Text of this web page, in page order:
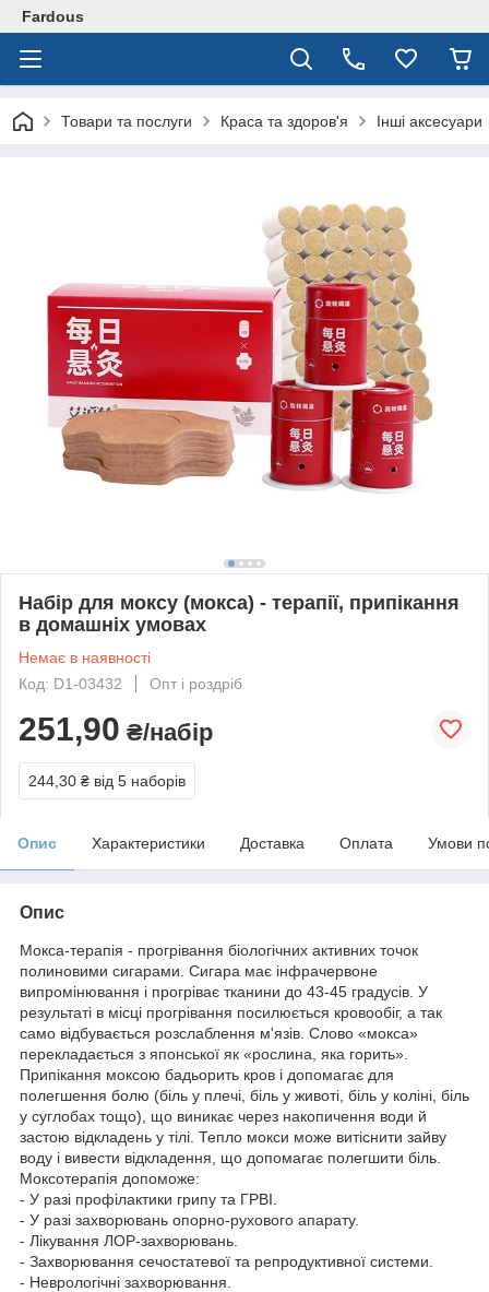
Fardous
Товари та послуги Краса та здоров'я Інші аксесуари
Набір для моксу (мокса) - терапії, припікання
в домашніх умовах
Немає в наявності
Код: D1-03432
Опт і роздріб
251,90 ₴/набір
244,30 ₴ від 5 наборів
Опис Характеристики Доставка Оплата Умови
Опис
Мокса-терапія - прогрівання біологічних активних точок
полиновими сигарами. Сигара має інфрачервоне
випромінювання і прогріває тканини до 43-45 градусів. У
результаті в місці прогрівання посилюється кровообіг, а так
само відбувається розслаблення м'язів. Слово «мокса»
перекладається з японської як «рослина, яка горить».
Припікання моксою бадьорить кров і допомагає для
полегшення болю (біль у плечі, біль у животі, біль у коліні, біль
у суглобах тощо), що виникає через накопичення води й
застою відкладень у тілі. Тепло мокси може витіснити зайву
воду і вивести відкладення, що допомагає полегшити біль.
Моксотерапія допоможе:
- У разі профілактики грипу та ГРВІ.
- У разі захворювань опорно-рухового апарату.
- Лікування ЛОР-захворювань.
- Захворювання сечостатевої та репродуктивної системи.
- Неврологічні захворювання.